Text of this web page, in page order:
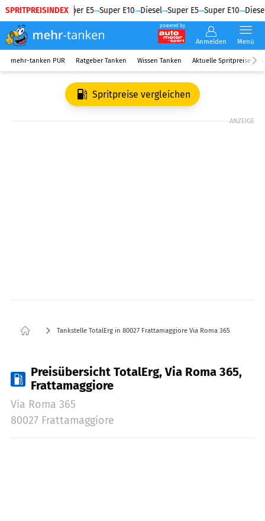
SPRITPREISINDEX
Diesel Super E5 Super E10 Diesel Super E5 Super E10 Diesel
powered by
Anmelden Menü
mehr-tanken PUR Ratgeber Tanken Wissen Tanken Aktuelle Spritpreise
Spritpreise vergleichen
ANZEIGE
Tankstelle TotalErg in 80027 Frattamaggiore Via Roma 365
Preisübersicht TotalErg, Via Roma 365,
Frattamaggiore
Via Roma 365
80027 Frattamaggiore